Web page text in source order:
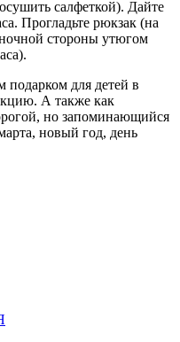
салфеткой). Дайте
Прогладьте рюкзак (на
стороны утюгом
подарком для детей в
А также как
но запоминающийся
новый год, день